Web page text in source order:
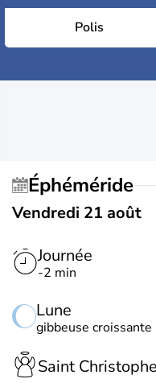
Polis
Éphéméride
Vendredi 21 août
Journée
-2 min
Lune
gibbeuse croissante
Saint Christophe